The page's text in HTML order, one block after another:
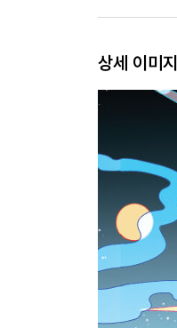
상세 이미지